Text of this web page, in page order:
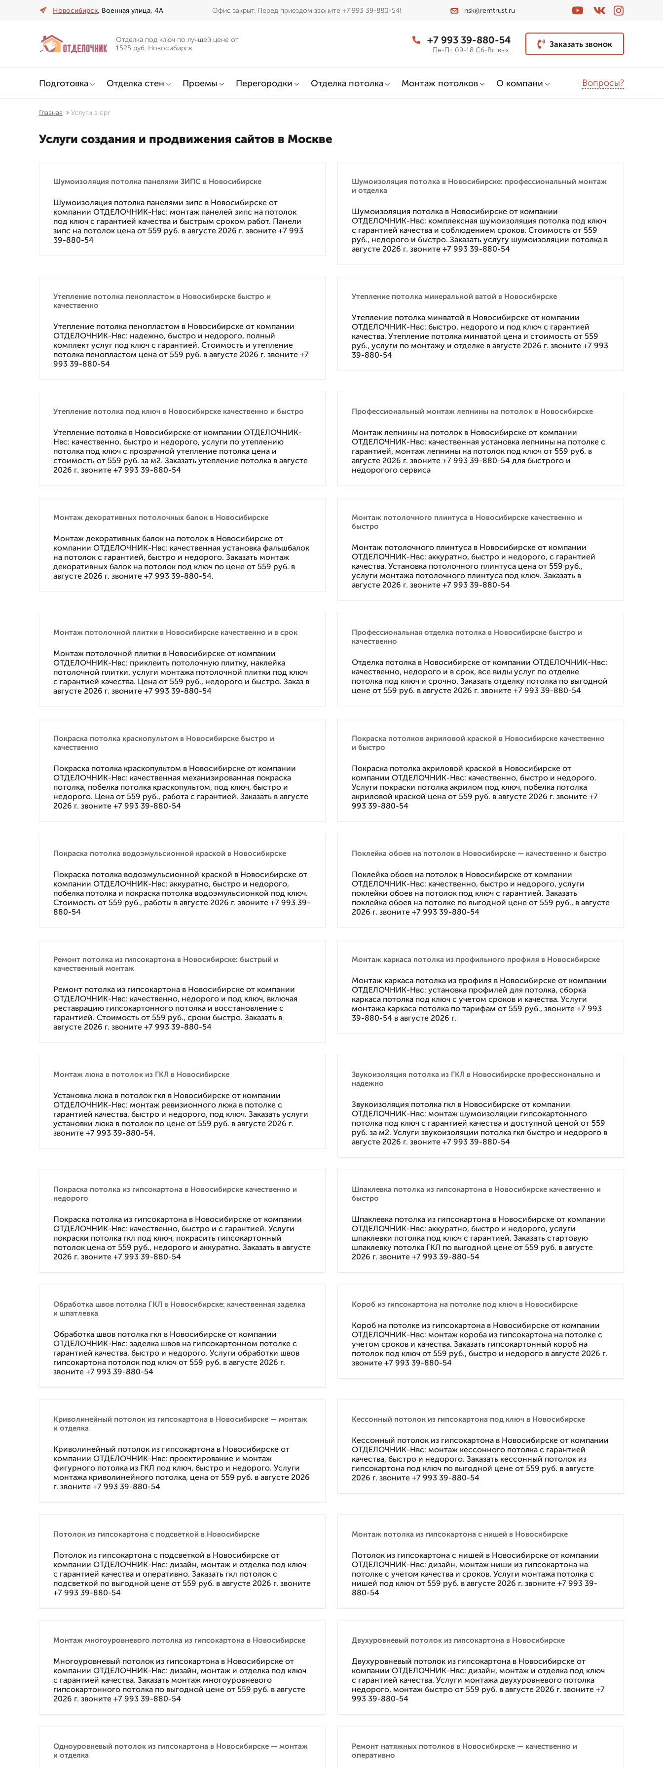
Новосибирск, Военная улица, 4А Офис закрыт. Перед приездом звоните +7 993 39-880-54! nsk@remtrust.ru
Отделка под ключ по лучшей цене от
1525 руб. Новосибирск
+7 993 39-880-54
Пн-Пт 09-18 Сб-Вс вых.
Заказать звонок
Подготовка Отделка стен Проемы Перегородки Отделка потолка Монтаж потолков О компани Вопросы?
Главная Услуги в cpr
Услуги создания и продвижения сайтов в Москве
Шумоизоляция потолка панелями ЗИПС в Новосибирске
Шумоизоляция потолка панелями зипс в Новосибирске от
компании ОТДЕЛОЧНИК-Нвс: монтаж панелей зипс на потолок
под ключ с гарантией качества и быстрым сроком работ. Панели
зипс на потолок цена от 559 руб. в августе 2026 г. звоните +7 993
39-880-54
Шумоизоляция потолка в Новосибирске: профессиональный монтаж
и отделка
Шумоизоляция потолка в Новосибирске от компании
ОТДЕЛОЧНИК-Нвс: комплексная шумоизоляция потолка под ключ
с гарантией качества и соблюдением сроков. Стоимость от 559
руб., недорого и быстро. Заказать услугу шумоизоляции потолка в
августе 2026 г. звоните +7 993 39-880-54
Утепление потолка пенопластом в Новосибирске быстро и
качественно
Утепление потолка пенопластом в Новосибирске от компании
ОТДЕЛОЧНИК-Нвс: надежно, быстро и недорого, полный
комплект услуг под ключ с гарантией. Стоимость и утепление
потолка пенопластом цена от 559 руб. в августе 2026 г. звоните +7
993 39-880-54
Утепление потолка минеральной ватой в Новосибирске
Утепление потолка минватой в Новосибирске от компании
ОТДЕЛОЧНИК-Нвс: быстро, недорого и под ключ с гарантией
качества. Утепление потолка минватой цена и стоимость от 559
руб., услуги по монтажу и отделке в августе 2026 г. звоните +7 993
39-880-54
Утепление потолка под ключ в Новосибирске качественно и быстро
Утепление потолка в Новосибирске от компании ОТДЕЛОЧНИК-
Нвс: качественно, быстро и недорого, услуги по утеплению
потолка под ключ с прозрачной утепление потолка цена и
стоимость от 559 руб. за м2. Заказать утепление потолка в августе
2026 г. звоните +7 993 39-880-54
Профессиональный монтаж лепнины на потолок в Новосибирске
Монтаж лепнины на потолок в Новосибирске от компании
ОТДЕЛОЧНИК-Нвс: качественная установка лепнины на потолке с
гарантией, монтаж лепнины на потолок под ключ от 559 руб. в
августе 2026 г. звоните +7 993 39-880-54 для быстрого и
недорогого сервиса
Монтаж декоративных потолочных балок в Новосибирске
Монтаж декоративных балок на потолок в Новосибирске от
компании ОТДЕЛОЧНИК-Нвс: качественная установка фальшбалок
на потолок с гарантией, быстро и недорого. Заказать монтаж
декоративных балок на потолок под ключ по цене от 559 руб. в
августе 2026 г. звоните +7 993 39-880-54.
Монтаж потолочного плинтуса в Новосибирске качественно и
быстро
Монтаж потолочного плинтуса в Новосибирске от компании
ОТДЕЛОЧНИК-Нвс: аккуратно, быстро и недорого, с гарантией
качества. Установка потолочного плинтуса цена от 559 руб.,
услуги монтажа потолочного плинтуса под ключ. Заказать в
августе 2026 г. звоните +7 993 39-880-54
Монтаж потолочной плитки в Новосибирске качественно и в срок
Монтаж потолочной плитки в Новосибирске от компании
ОТДЕЛОЧНИК-Нвс: приклеить потолочную плитку, наклейка
потолочной плитки, услуги монтажа потолочной плитки под ключ
с гарантией качества. Цена от 559 руб., недорого и быстро. Заказ в
августе 2026 г. звоните +7 993 39-880-54
Профессиональная отделка потолка в Новосибирске быстро и
качественно
Отделка потолка в Новосибирске от компании ОТДЕЛОЧНИК-Нвс:
качественно, недорого и в срок, все виды услуг по отделке
потолка под ключ и срочно. Заказать отделку потолка по выгодной
цене от 559 руб. в августе 2026 г. звоните +7 993 39-880-54
Покраска потолка краскопультом в Новосибирске быстро и
качественно
Покраска потолка краскопультом в Новосибирске от компании
ОТДЕЛОЧНИК-Нвс: качественная механизированная покраска
потолка, побелка потолка краскопультом, под ключ, быстро и
недорого. Цена от 559 руб., работа с гарантией. Заказать в августе
2026 г. звоните +7 993 39-880-54
Покраска потолков акриловой краской в Новосибирске качественно
и быстро
Покраска потолка акриловой краской в Новосибирске от
компании ОТДЕЛОЧНИК-Нвс: качественно, быстро и недорого.
Услуги покраски потолка акрилом под ключ, побелка потолка
акриловой краской цена от 559 руб. в августе 2026 г. звоните +7
993 39-880-54
Покраска потолка водоэмульсионной краской в Новосибирске
Покраска потолка водоэмульсионной краской в Новосибирске от
компании ОТДЕЛОЧНИК-Нвс: аккуратно, быстро и недорого,
побелка потолка и покраска потолка водоэмульсионкой под ключ.
Стоимость от 559 руб., работы в августе 2026 г. звоните +7 993 39-
880-54
Поклейка обоев на потолок в Новосибирске — качественно и быстро
Поклейка обоев на потолок в Новосибирске от компании
ОТДЕЛОЧНИК-Нвс: качественно, быстро и недорого, услуги
поклейки обоев на потолок под ключ с гарантией. Заказать
поклейка обоев на потолке по выгодной цене от 559 руб., в августе
2026 г. звоните +7 993 39-880-54
Ремонт потолка из гипсокартона в Новосибирске: быстрый и
качественный монтаж
Ремонт потолка из гипсокартона в Новосибирске от компании
ОТДЕЛОЧНИК-Нвс: качественно, недорого и под ключ, включая
реставрацию гипсокартонного потолка и восстановление с
гарантией. Стоимость от 559 руб., сроки быстро. Заказать в
августе 2026 г. звоните +7 993 39-880-54
Монтаж каркаса потолка из профильного профиля в Новосибирске
Монтаж каркаса потолка из профиля в Новосибирске от компании
ОТДЕЛОЧНИК-Нвс: установка профилей для потолка, сборка
каркаса потолка под ключ с учетом сроков и качества. Услуги
монтажа каркаса потолка по тарифам от 559 руб., звоните +7 993
39-880-54 в августе 2026 г.
Монтаж люка в потолок из ГКЛ в Новосибирске
Установка люка в потолок гкл в Новосибирске от компании
ОТДЕЛОЧНИК-Нвс: монтаж ревизионного люка в потолке с
гарантией качества, быстро и недорого, под ключ. Заказать услуги
установки люка в потолок по цене от 559 руб. в августе 2026 г.
звоните +7 993 39-880-54.
Звукоизоляция потолка из ГКЛ в Новосибирске профессионально и
надежно
Звукоизоляция потолка гкл в Новосибирске от компании
ОТДЕЛОЧНИК-Нвс: монтаж шумоизоляции гипсокартонного
потолка под ключ с гарантией качества и доступной ценой от 559
руб. за м2. Услуги звукоизоляции потолка гкл быстро и недорого в
августе 2026 г. звоните +7 993 39-880-54
Покраска потолка из гипсокартона в Новосибирске качественно и
недорого
Покраска потолка из гипсокартона в Новосибирске от компании
ОТДЕЛОЧНИК-Нвс: качественно, быстро и с гарантией. Услуги
покраски потолка гкл под ключ, покрасить гипсокартонный
потолок цена от 559 руб., недорого и аккуратно. Заказать в августе
2026 г. звоните +7 993 39-880-54
Шпаклевка потолка из гипсокартона в Новосибирске качественно и
быстро
Шпаклевка потолка из гипсокартона в Новосибирске от компании
ОТДЕЛОЧНИК-Нвс: аккуратно, быстро и недорого, услуги
шпаклевки потолка под ключ с гарантией. Заказать стартовую
шпаклевку потолка ГКЛ по выгодной цене от 559 руб. в августе
2026 г. звоните +7 993 39-880-54
Обработка швов потолка ГКЛ в Новосибирске: качественная заделка
и шпатлевка
Обработка швов потолка гкл в Новосибирске от компании
ОТДЕЛОЧНИК-Нвс: заделка швов на гипсокартонном потолке с
гарантией качества, быстро и недорого. Услуги обработки швов
гипсокартона потолок под ключ от 559 руб. в августе 2026 г.
звоните +7 993 39-880-54
Короб из гипсокартона на потолке под ключ в Новосибирске
Короб на потолке из гипсокартона в Новосибирске от компании
ОТДЕЛОЧНИК-Нвс: монтаж короба из гипсокартона на потолке с
учетом сроков и качества. Заказать гипсокартонный короб на
потолок под ключ от 559 руб., быстро и недорого в августе 2026 г.
звоните +7 993 39-880-54
Криволинейный потолок из гипсокартона в Новосибирске — монтаж
и отделка
Криволинейный потолок из гипсокартона в Новосибирске от
компании ОТДЕЛОЧНИК-Нвс: проектирование и монтаж
фигурного потолка из ГКЛ под ключ, быстро и недорого. Услуги
монтажа криволинейного потолка, цена от 559 руб. в августе 2026
г. звоните +7 993 39-880-54
Кессонный потолок из гипсокартона под ключ в Новосибирске
Кессонный потолок из гипсокартона в Новосибирске от компании
ОТДЕЛОЧНИК-Нвс: монтаж кессонного потолка с гарантией
качества, быстро и недорого. Заказать кессонный потолок из
гипсокартона под ключ по выгодной цене от 559 руб. в августе
2026 г. звоните +7 993 39-880-54
Потолок из гипсокартона с подсветкой в Новосибирске
Потолок из гипсокартона с подсветкой в Новосибирске от
компании ОТДЕЛОЧНИК-Нвс: дизайн, монтаж и отделка под ключ
с гарантией качества и оперативно. Заказать гкл потолок с
подсветкой по выгодной цене от 559 руб. в августе 2026 г. звоните
+7 993 39-880-54
Монтаж потолка из гипсокартона с нишей в Новосибирске
Потолок из гипсокартона с нишей в Новосибирске от компании
ОТДЕЛОЧНИК-Нвс: дизайн, монтаж ниши из гипсокартона на
потолке с учетом качества и сроков. Услуги монтажа потолка с
нишей под ключ от 559 руб. в августе 2026 г. звоните +7 993 39-
880-54
Монтаж многоуровневого потолка из гипсокартона в Новосибирске
Многоуровневый потолок из гипсокартона в Новосибирске от
компании ОТДЕЛОЧНИК-Нвс: дизайн, монтаж и отделка под ключ
с гарантией качества. Заказать монтаж многоуровневого
гипсокартонного потолка по выгодной цене от 559 руб. в августе
2026 г. звоните +7 993 39-880-54
Двухуровневый потолок из гипсокартона в Новосибирске
Двухуровневый потолок из гипсокартона в Новосибирске от
компании ОТДЕЛОЧНИК-Нвс: дизайн, монтаж и отделка под ключ
с гарантией качества. Услуги монтажа двухуровневого потолка
недорого, монтаж быстро от 559 руб. в августе 2026 г. звоните +7
993 39-880-54
Одноуровневый потолок из гипсокартона в Новосибирске — монтаж
и отделка
Ремонт натяжных потолков в Новосибирске — качественно и
оперативно